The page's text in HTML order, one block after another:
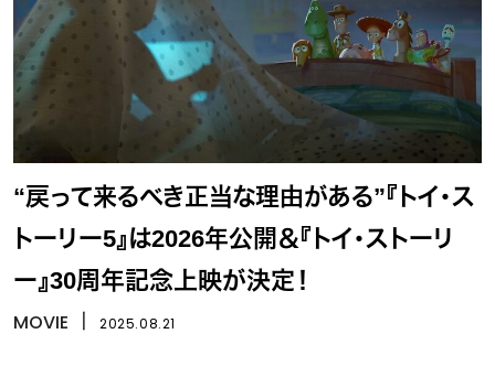
“戻って来るべき正当な理由がある”『トイ・ス
トーリー5』は2026年公開＆『トイ・ストーリ
ー』30周年記念上映が決定！
MOVIE 2025.08.21